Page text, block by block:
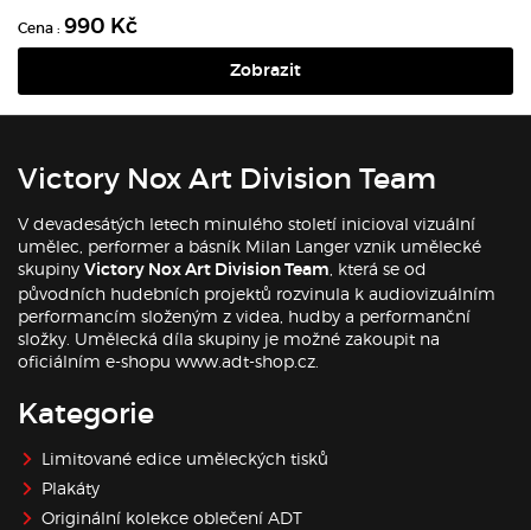
Cena : 990 Kč
Zobrazit
Victory Nox Art Division Team
V devadesátých letech minulého století inicioval vizuální
umělec, performer a básník Milan Langer vznik umělecké
skupiny Victory Nox Art Division Team, která se od
původních hudebních projektů rozvinula k audiovizuálním
performancím složeným z videa, hudby a performanční
složky. Umělecká díla skupiny je možné zakoupit na
oficiálním e-shopu www.adt-shop.cz.
Kategorie
Limitované edice uměleckých tisků
Plakáty
Originální kolekce oblečení ADT